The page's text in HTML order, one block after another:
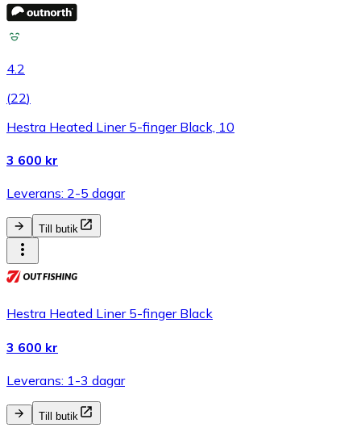
4.2
(22)
Hestra Heated Liner 5-finger Black, 10
3 600 kr
Leverans: 2-5 dagar
Till butik
Hestra Heated Liner 5-finger Black
3 600 kr
Leverans: 1-3 dagar
Till butik